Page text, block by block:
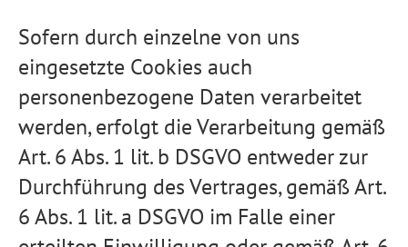
Sofern durch einzelne von uns
eingesetzte Cookies auch
personenbezogene Daten verarbeitet
werden, erfolgt die Verarbeitung gemäß
Art. 6 Abs. 1 lit. b DSGVO entweder zur
Durchführung des Vertrages, gemäß Art.
6 Abs. 1 lit. a DSGVO im Falle einer